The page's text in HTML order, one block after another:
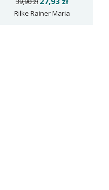
Rilke Rainer Maria